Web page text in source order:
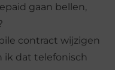
gaan bellen,
contract wijzigen
ik dat telefonisch